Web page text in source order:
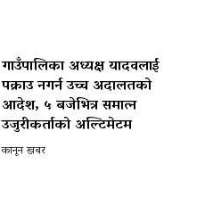
गाउँपालिका अध्यक्ष यादवलाई
पक्राउ नगर्न उच्च अदालतको
आदेश, ५ बजेभित्र समात्न
उजुरीकर्ताको अल्टिमेटम
कानून खबर